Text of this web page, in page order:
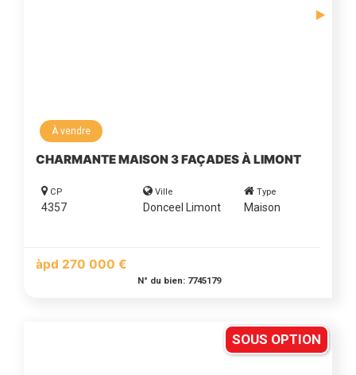
À vendre
CHARMANTE MAISON 3 FAÇADES À LIMONT
CP
4357
Ville
Donceel Limont
Type
Maison
àpd 270 000 €
N° du bien: 7745179
SOUS OPTION